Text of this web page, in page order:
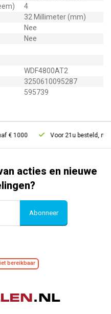
4
32 Millimeter (mm)
Nee
Nee
WDF4800AT2
3250610095287
595739
€ 1000 Voor 21u besteld,
acties en nieuwe
Abonneer
bereikbaar